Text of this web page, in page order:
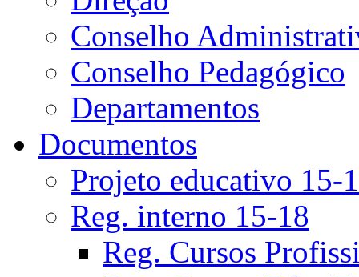
Conselho
Conselho Pedagógico
Departamentos
Documentos
Projeto educativo 15-
Reg. interno 15-18
Reg. Cursos